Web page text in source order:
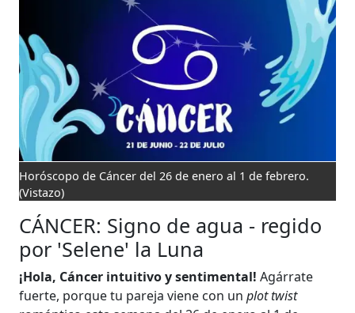
Horóscopo de Cáncer del 26 de enero al 1 de febrero.
(Vistazo)
CÁNCER: Signo de agua - regido
por 'Selene' la Luna
¡Hola, Cáncer intuitivo y sentimental!Agárrate
fuerte, porque tu pareja viene con unplot twist